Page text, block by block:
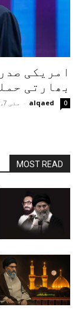
امریکی
بھارتی
alqaed
- مئی 7, 2025 0
MOST READ